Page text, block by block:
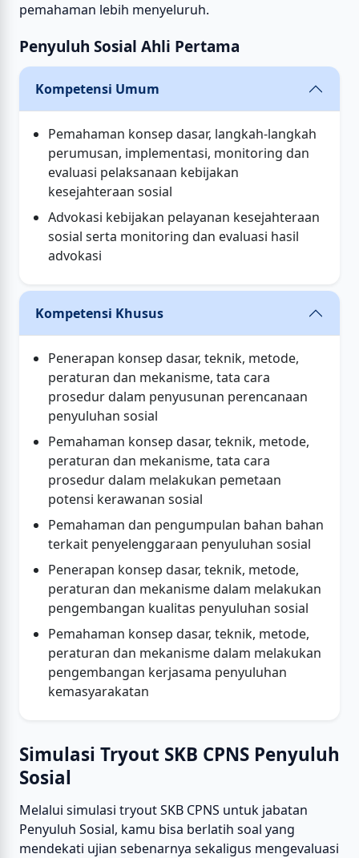
pemahaman lebih menyeluruh.
Penyuluh Sosial Ahli Pertama
Kompetensi Umum
Pemahaman konsep dasar, langkah-langkah
perumusan, implementasi, monitoring dan
evaluasi pelaksanaan kebijakan
kesejahteraan sosial
Advokasi kebijakan pelayanan kesejahteraan
sosial serta monitoring dan evaluasi hasil
advokasi
Kompetensi Khusus
Penerapan konsep dasar, teknik, metode,
peraturan dan mekanisme, tata cara
prosedur dalam penyusunan perencanaan
penyuluhan sosial
Pemahaman konsep dasar, teknik, metode,
peraturan dan mekanisme, tata cara
prosedur dalam melakukan pemetaan
potensi kerawanan sosial
Pemahaman dan pengumpulan bahan bahan
terkait penyelenggaraan penyuluhan sosial
Penerapan konsep dasar, teknik, metode,
peraturan dan mekanisme dalam melakukan
pengembangan kualitas penyuluhan sosial
Pemahaman konsep dasar, teknik, metode,
peraturan dan mekanisme dalam melakukan
pengembangan kerjasama penyuluhan
kemasyarakatan
Simulasi Tryout SKB CPNS Penyuluh
Sosial
Melalui simulasi tryout SKB CPNS untuk jabatan
Penyuluh Sosial, kamu bisa berlatih soal yang
mendekati ujian sebenarnya sekaligus mengevaluasi